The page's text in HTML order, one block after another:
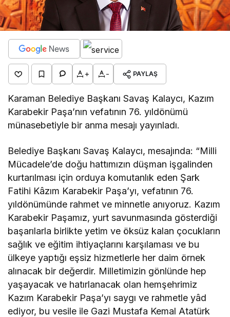
+ - PAYLAŞ
Karaman Belediye Başkanı Savaş Kalaycı, Kazım
Karabekir Paşa’nın vefatının 76. yıldönümü
münasebetiyle bir anma mesajı yayınladı.
Belediye Başkanı Savaş Kalaycı, mesajında: “Milli
Mücadele’de doğu hattımızın düşman işgalinden
kurtarılması için orduya komutanlık eden Şark
Fatihi Kâzım Karabekir Paşa’yı, vefatının 76.
yıldönümünde rahmet ve minnetle anıyoruz. Kazım
Karabekir Paşamız, yurt savunmasında gösterdiği
başarılarla birlikte yetim ve öksüz kalan çocukların
sağlık ve eğitim ihtiyaçlarını karşılaması ve bu
ülkeye yaptığı eşsiz hizmetlerle her daim örnek
alınacak bir değerdir. Milletimizin gönlünde hep
yaşayacak ve hatırlanacak olan hemşehrimiz
Kazım Karabekir Paşa’yı saygı ve rahmetle yâd
ediyor, bu vesile ile Gazi Mustafa Kemal Atatürk